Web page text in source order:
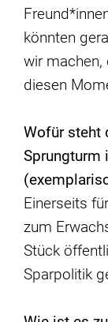
könnten
wir machen,
diesen
Wofür steht
Sprungturm
Einerseits
zum
Stück
Sparpolitik